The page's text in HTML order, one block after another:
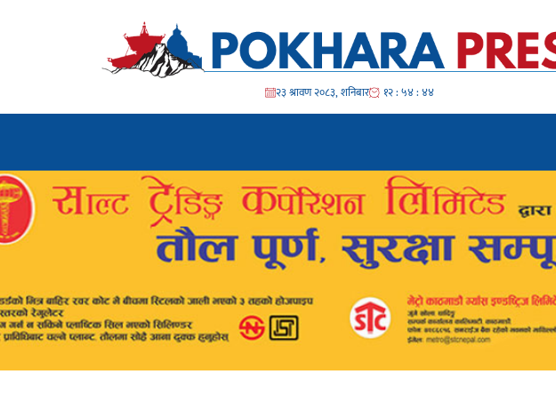
२३ श्रावण २०८३, शनिबार १२ : ५४ : ४६